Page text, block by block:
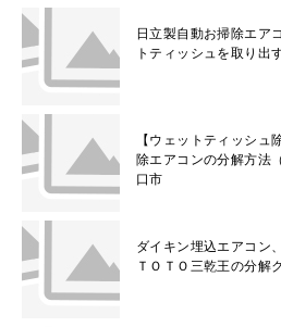
日立製自動お掃除エア
トティッシュを取り出
【ウェットティッシュ
除エアコンの分解方法
口市
ダイキン埋込エアコン
ＴＯＴＯ三乾王の分解